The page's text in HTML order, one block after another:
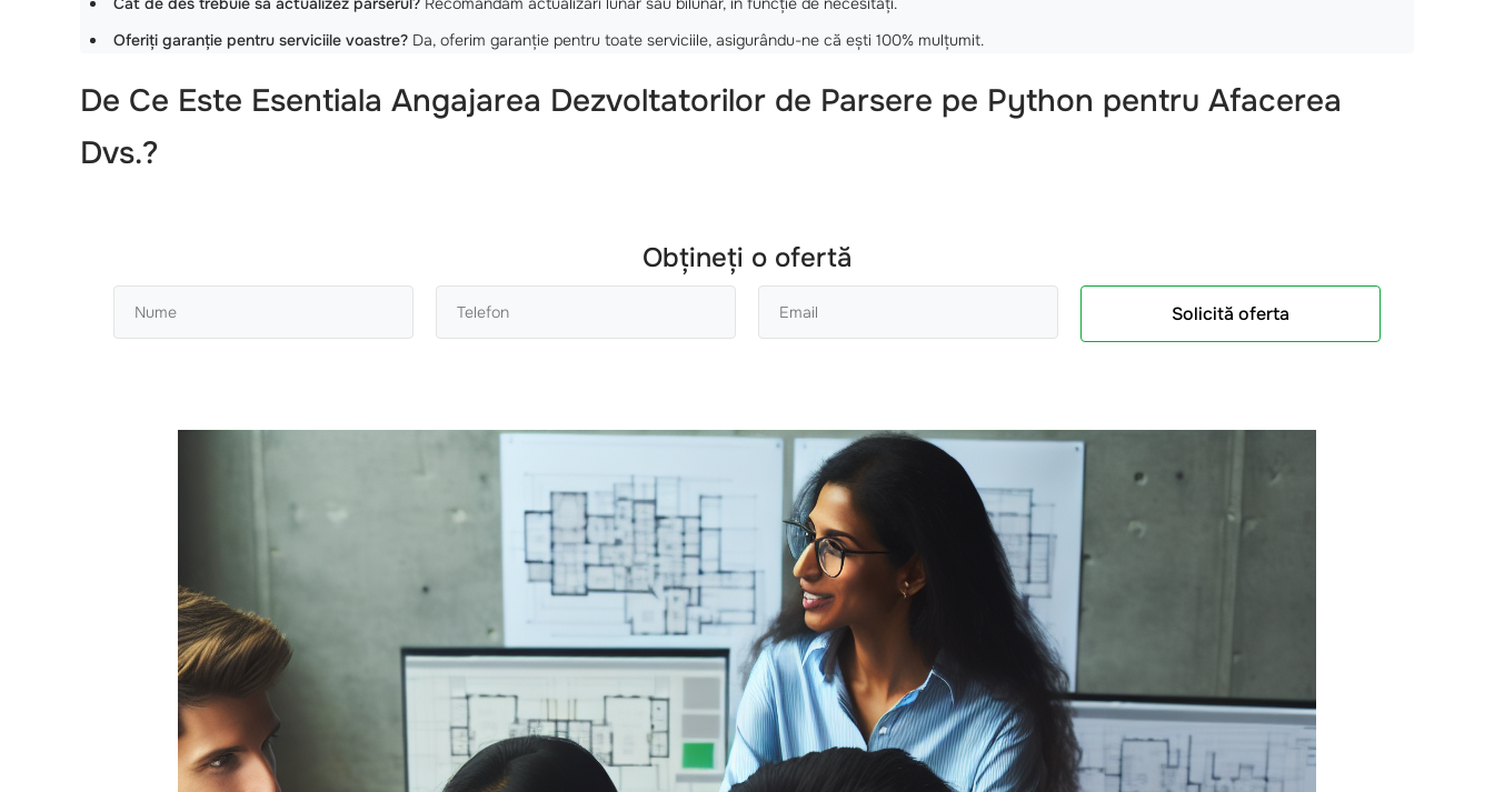
Oferiți garanție pentru serviciile voastre? Da, oferim garanție pentru toate serviciile, asigurându-ne că ești 100% mulțumit.
De Ce Este Esentiala Angajarea Dezvoltatorilor de Parsere pe Python pentru Afacerea
Dvs.?
Obțineți o ofertă
Solicită oferta